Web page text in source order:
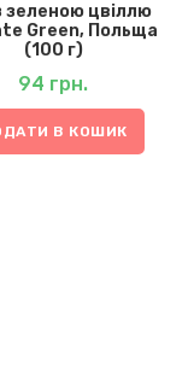
зеленою цвіллю
Green, Польща
(100 г)
94 грн.
В КОШИК